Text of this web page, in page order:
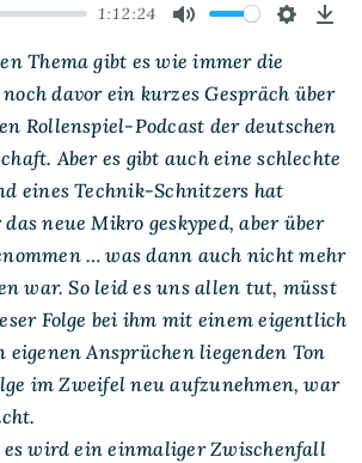
1:12:24
Thema gibt es wie immer die
davor ein kurzes Gespräch über
Rollenspiel-Podcast der deutschen
Aber es gibt auch eine schlechte
eines Technik-Schnitzers hat
neue Mikro geskyped, aber über
… was dann auch nicht mehr
war. So leid es uns allen tut, müsst
Folge bei ihm mit einem eigentlich
Ansprüchen liegenden Ton
im Zweifel neu aufzunehmen, war
es wird ein einmaliger Zwischenfall